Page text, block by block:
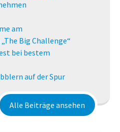
am
Big Challenge“
bei bestem
auf der Spur
Alle Beiträge ansehen